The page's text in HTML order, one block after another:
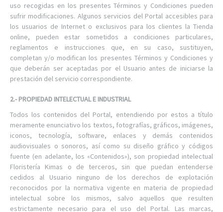
uso recogidas en los presentes Términos y Condiciones pueden
sufrir modificaciones. Algunos servicios del Portal accesibles para
los usuarios de Internet o exclusivos para los clientes la Tienda
online, pueden estar sometidos a condiciones particulares,
reglamentos e instrucciones que, en su caso, sustituyen,
completan y/o modifican los presentes Términos y Condiciones y
que deberán ser aceptadas por el Usuario antes de iniciarse la
prestación del servicio correspondiente.
2.- PROPIEDAD INTELECTUAL E INDUSTRIAL
Todos los contenidos del Portal, entendiendo por estos a título
meramente enunciativo los textos, fotografías, gráficos, imágenes,
iconos, tecnología, software, enlaces y demás contenidos
audiovisuales o sonoros, así como su diseño gráfico y códigos
fuente (en adelante, los «Contenidos»), son propiedad intelectual
Floristería Kimas o de terceros, sin que puedan entenderse
cedidos al Usuario ninguno de los derechos de explotación
reconocidos por la normativa vigente en materia de propiedad
intelectual sobre los mismos, salvo aquellos que resulten
estrictamente necesario para el uso del Portal. Las marcas,